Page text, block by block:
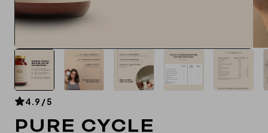
4.9 / 5
PURE CYCLE